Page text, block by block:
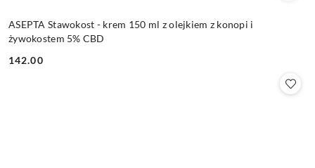
ASEPTA Stawokost - krem 150 ml z olejkiem z konopi i
żywokostem 5% CBD
Cena:
142.00